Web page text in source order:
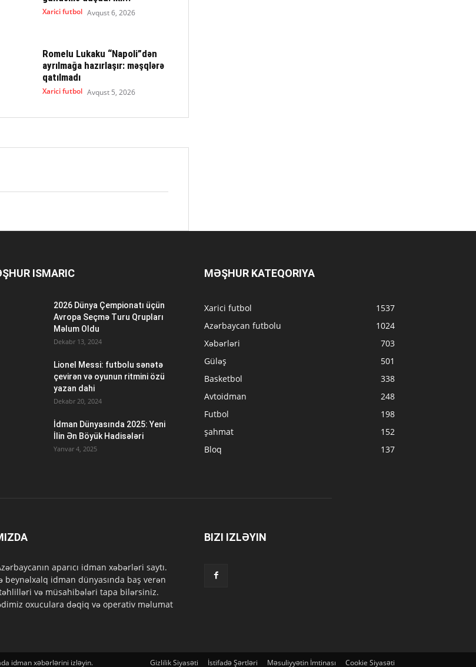
Xarici futbol Avqust 6, 2026
Romelu Lukaku “Napoli”dən
ayrılmağa hazırlaşır: məşqlərə
qatılmadı
Xarici futbol Avqust 5, 2026
ISMARIC
2026 Dünya Çempionatı üçün
Avropa Seçmə Turu Qrupları
Məlum Oldu
Dekabr 13, 2024
Lionel Messi: futbolu sənətə
çevirən və oyunun ritmini özü
yazan dahi
Dekabr 20, 2024
İdman Dünyasında 2025: Yeni
İlin Ən Böyük Hadisələri
Yanvar 4, 2025
MƏŞHUR KATEQORIYA
Xarici futbol
1537
Azərbaycan futbolu
1024
Xəbərləri
703
Güləş
501
Basketbol
338
Avtoidman
248
Futbol
198
şahmat
152
Bloq
137
aparıcı idman xəbərləri saytı.
beynəlxalq idman dünyasında baş verən
və müsahibələri tapa bilərsiniz.
oxuculara dəqiq və operativ məlumat
BIZI IZLƏYIN
Gizlilik Siyasəti İstifadə Şərtləri Məsuliyyətin İmtinası Cookie Siyasəti
idman xəbərlərini izləyin.